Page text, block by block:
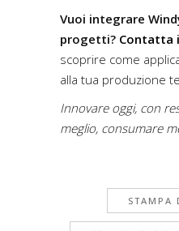
Vuoi integrare
progetti? Contatta
scoprire come
alla tua produzione
Innovare oggi, con
meglio, consumare
STAMPA